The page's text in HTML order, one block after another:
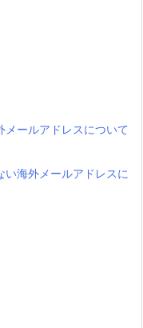
メールアドレスについて
い海外メールアドレスに